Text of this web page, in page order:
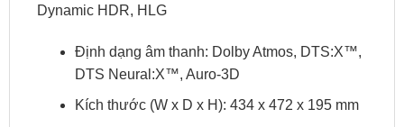
Dynamic HDR, HLG
Định dạng âm thanh: Dolby Atmos, DTS:X™,
DTS Neural:X™, Auro-3D
Kích thước (W x D x H): 434 x 472 x 195 mm